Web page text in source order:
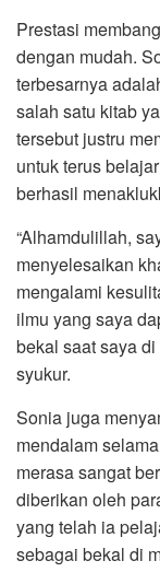
Prestasi
dengan mudah.
terbesarnya
salah satu kitab
tersebut justru
untuk terus
berhasil
“Alhamdulillah,
menyelesaikan
mengalami
ilmu yang saya
bekal saat saya
syukur.
Sonia juga
mendalam
merasa sangat
diberikan oleh
yang telah ia
sebagai bekal di